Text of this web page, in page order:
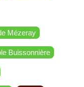
Mézeray
Buissonnière